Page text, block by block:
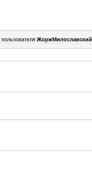
пользователя ЖоржМилославский